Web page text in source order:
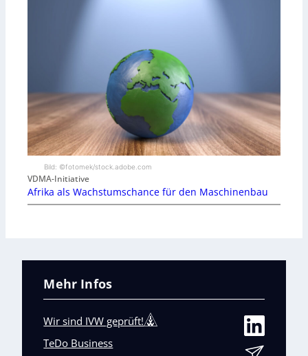
Bild: ©fotomek/stock.adobe.com
VDMA-Initiative
Afrika als Wachstumschance für den Maschinenbau
Mehr Infos
Wir sind IVW geprüft!
TeDo Business